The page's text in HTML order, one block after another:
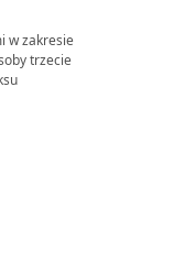
w zakresie
trzecie